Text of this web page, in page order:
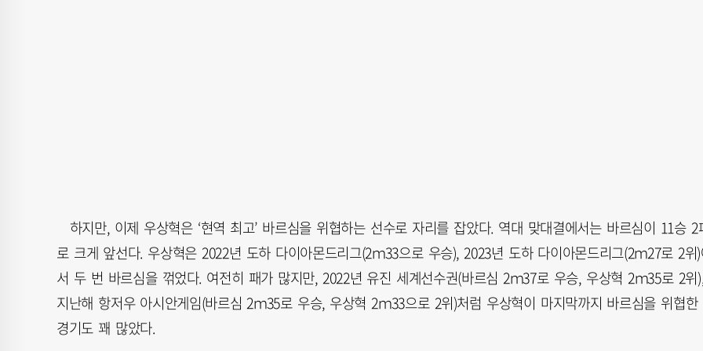
하지만, 이제 우상혁은 ‘현역 최고’ 바르심을 위협하는 선수로 자리를 잡았다. 역대 맞대결에서는 바르심이 11승 2
로 크게 앞선다. 우상혁은 2022년 도하 다이아몬드리그(2ｍ33으로 우승), 2023년 도하 다이아몬드리그(2ｍ27로 2위
서 두 번 바르심을 꺾었다. 여전히 패가 많지만, 2022년 유진 세계선수권(바르심 2ｍ37로 우승, 우상혁 2ｍ35로 2위
지난해 항저우 아시안게임(바르심 2ｍ35로 우승, 우상혁 2ｍ33으로 2위)처럼 우상혁이 마지막까지 바르심을 위협한
경기도 꽤 많았다.